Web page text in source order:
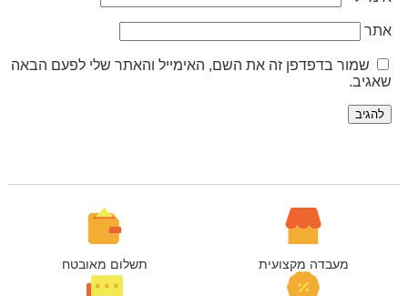
שמור בדפדפן זה את השם, האימייל והאתר שלי לפעם הבאה
מעבדה מקצועית תשלום מאובטח